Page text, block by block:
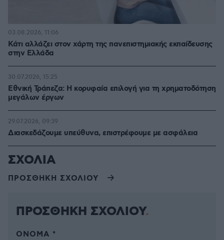
Κάτι αλλάζει στον χάρτη της πανεπιστημιακής εκπαίδευσης
στην Ελλάδα
03.08.2026, 11:06
Εθνική Τράπεζα: Η κορυφαία επιλογή για τη χρηματοδότηση
μεγάλων έργων
30.07.2026, 15:25
Διασκεδάζουμε υπεύθυνα, επιστρέφουμε με ασφάλεια
29.07.2026, 09:39
ΣΧΟΛΙΑ
ΠΡΟΣΘΗΚΗ ΣΧΟΛΙΟΥ
ΠΡΟΣΘΗΚΗ ΣΧΟΛΙΟΥ
ΌΝΟΜΑ *